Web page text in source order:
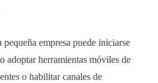
empresa puede iniciarse
adoptar herramientas móviles de
o habilitar canales de